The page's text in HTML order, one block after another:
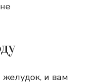
желудок, и вам